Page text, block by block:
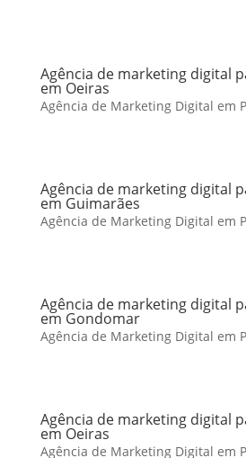
Agência de marketing digital
em Oeiras
Agência de Marketing Digital em
Agência de marketing digital
em Guimarães
Agência de Marketing Digital em
Agência de marketing digital
em Gondomar
Agência de Marketing Digital em
Agência de marketing digital
em Oeiras
Agência de Marketing Digital em